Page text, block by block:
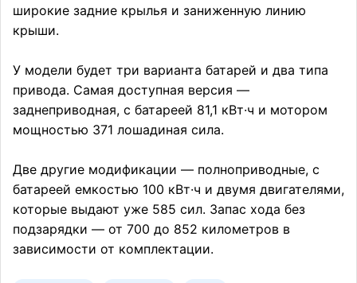
широкие задние крылья и заниженную линию
крыши.
У модели будет три варианта батарей и два типа
привода. Самая доступная версия —
заднеприводная, с батареей 81,1 кВт·ч и мотором
мощностью 371 лошадиная сила.
Две другие модификации — полноприводные, с
батареей емкостью 100 кВт·ч и двумя двигателями,
которые выдают уже 585 сил. Запас хода без
подзарядки — от 700 до 852 километров в
зависимости от комплектации.